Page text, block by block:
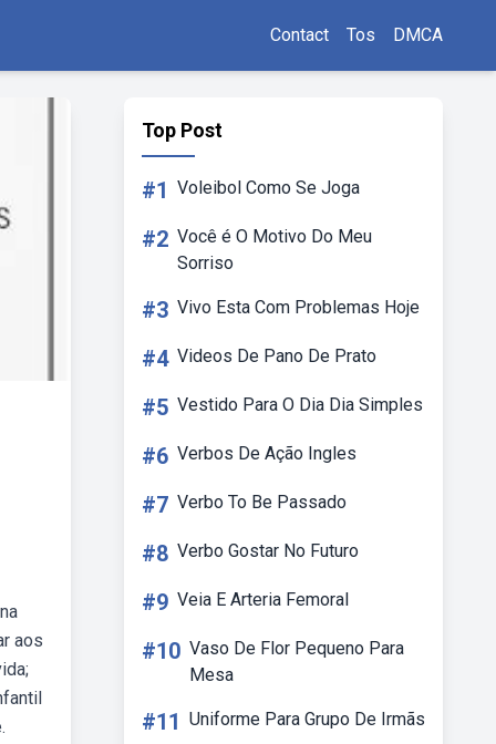
Contact Tos DMCA
aos
Top Post
#1 Voleibol Como Se Joga
#2 Você é O Motivo Do Meu
Sorriso
#3 Vivo Esta Com Problemas Hoje
#4 Videos De Pano De Prato
#5 Vestido Para O Dia Dia Simples
#6 Verbos De Ação Ingles
#7 Verbo To Be Passado
#8 Verbo Gostar No Futuro
#9 Veia E Arteria Femoral
#10 Vaso De Flor Pequeno Para
Mesa
#11 Uniforme Para Grupo De Irmãs